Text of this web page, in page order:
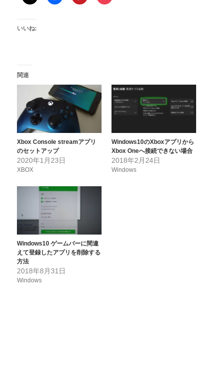
いいね:
関連
Xbox Console streamアプリ
のセットアップ
2020年1月23日
XBOX
Windows10のXboxアプリから
Xbox Oneへ接続できない場合
2018年2月24日
Windows
Windows10 ゲームバーに間違
えて登録したアプリを削除する
方法
2018年8月31日
Windows